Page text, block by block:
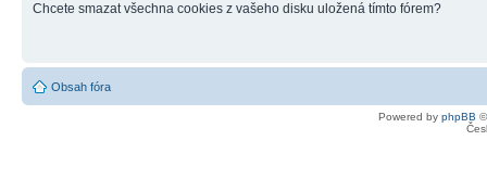
Chcete smazat všechna cookies z vašeho disku uložená tímto fórem?
Obsah fóra
Powered by phpBB